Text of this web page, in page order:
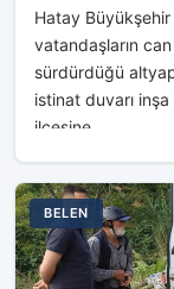
Hatay
vatandaşların
sürdürdüğü
istinat duvarı
ilçesine...
BELEN